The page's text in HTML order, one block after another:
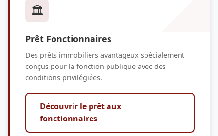
🏛️
Prêt Fonctionnaires
Des prêts immobiliers avantageux spécialement
conçus pour la fonction publique avec des
conditions privilégiées.
Découvrir le prêt aux
fonctionnaires